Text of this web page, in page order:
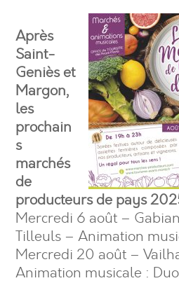
Après
Saint-
Geniès et
Margon,
les
prochain
s
marchés
de
producteurs de pays
Mercredi 6 août –
Tilleuls – Animation
Mercredi 20 août –
Animation musicale :